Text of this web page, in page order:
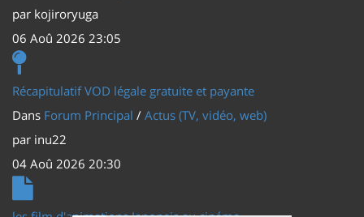
par kojiroryuga
06 Aoû 2026 23:05
Récapitulatif VOD légale gratuite et payante
Dans Forum Principal / Actus (TV, vidéo, web)
par inu22
04 Aoû 2026 20:30